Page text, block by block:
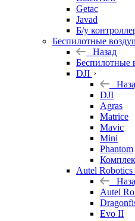
Getac
Javad
Б/у
Беспилотные
Назад
Беспилотные
DJI
DJI
Agras
Matrice
Mavic
Mini
Phantom
Autel Robotics
Autel
Evo II